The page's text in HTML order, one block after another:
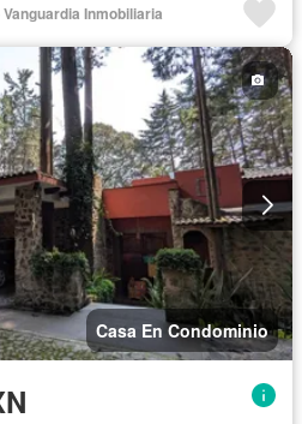
Inmobiliaria
Casa En Condominio